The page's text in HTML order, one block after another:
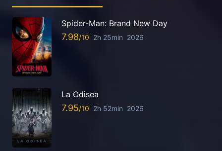
Spider-Man: Brand New Day
7.98 2h 25min 2026
La Odisea
7.95 2h 52min 2026